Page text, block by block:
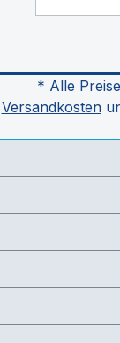
* Alle
Versandkosten